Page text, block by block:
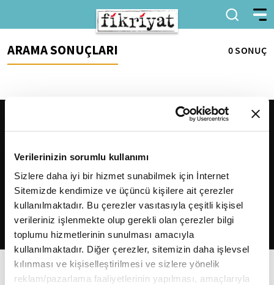
Verilerinizin sorumlu kullanımı
Sizlere daha iyi bir hizmet sunabilmek için İnternet
Sitemizde kendimize ve üçüncü kişilere ait çerezler
kullanılmaktadır. Bu çerezler vasıtasıyla çeşitli kişisel
verileriniz işlenmekte olup gerekli olan çerezler bilgi
toplumu hizmetlerinin sunulması amacıyla
kullanılmaktadır. Diğer çerezler, sitemizin daha işlevsel
kılınması ve kişiselleştirilmesi ve sizlere yönelik
reklam/pazarlama faaliyetlerinin yapılması, amaçlarıyla
ARAMA SONUÇLARI 0 SONUÇ
2026Fikriyat. Tüm hakları saklıdır.